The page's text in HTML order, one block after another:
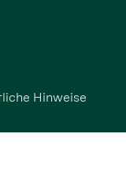
Hinweise